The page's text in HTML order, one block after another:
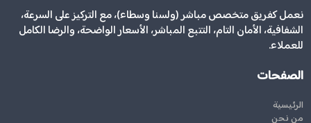
نعمل كفريق متخصص مباشر (ولسنا وسطاء)، مع التركيز على السرعة،
الشفافية، الأمان التام، التتبع المباشر، الأسعار الواضحة، والرضا الكامل
للعملاء.
الصفحات
الرئيسية
من نحن